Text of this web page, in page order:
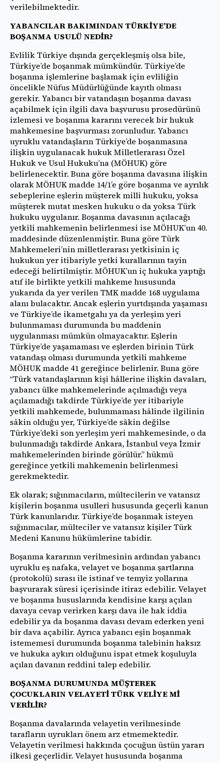
verilebilmektedir.
YABANCILAR BAKIMINDAN TÜRKİYE’DE
BOŞANMA USULÜ NEDİR?
Evlilik Türkiye dışında gerçekleşmiş olsa bile,
Türkiye’de boşanmak mümkündür. Türkiye’de
boşanma işlemlerine başlamak için evliliğin
öncelikle Nüfus Müdürlüğünde kayıtlı olması
gerekir. Yabancı bir vatandaşın boşanma davası
açabilmek için ilgili dava başvurusu prosedürünü
izlemesi ve boşanma kararını verecek bir hukuk
mahkemesine başvurması zorunludur. Yabancı
uyruklu vatandaşların Türkiye’de boşanmasına
ilişkin uygulanacak hukuk Milletlerarası Özel
Hukuk ve Usul Hukuku’na (MÖHUK) göre
belirlenecektir. Buna göre boşanma davasına ilişkin
olarak MÖHUK madde 14/1’e göre boşanma ve ayrılık
sebeplerine eşlerin müşterek milli hukuku, yoksa
müşterek mutat mesken hukuku o da yoksa Türk
hukuku uygulanır. Boşanma davasının açılacağı
yetkili mahkemenin belirlenmesi ise MÖHUK’un 40.
maddesinde düzenlenmiştir. Buna göre Türk
Mahkemeleri’nin milletlerarası yetkisinin iç
hukukun yer itibariyle yetki kurallarının tayin
edeceği belirtilmiştir. MÖHUK’un iç hukuka yaptığı
atıf ile birlikte yetkili mahkeme hususunda
yukarıda da yer verilen TMK madde 168 uygulama
alanı bulacaktır. Ancak eşlerin yurtdışında yaşaması
ve Türkiye’de ikametgahı ya da yerleşim yeri
bulunmaması durumunda bu maddenin
uygulanması mümkün olmayacaktır. Eşlerin
Türkiye’de yaşamaması ve eşlerden birinin Türk
vatandaşı olması durumunda yetkili mahkeme
MÖHUK madde 41 gereğince belirlenir. Buna göre
“Türk vatandaşlarının kişi hâllerine ilişkin davaları,
yabancı ülke mahkemelerinde açılmadığı veya
açılamadığı takdirde Türkiye’de yer itibariyle
yetkili mahkemede, bulunmaması hâlinde ilgilinin
sâkin olduğu yer, Türkiye’de sâkin değilse
Türkiye’deki son yerleşim yeri mahkemesinde, o da
bulunmadığı takdirde Ankara, İstanbul veya İzmir
mahkemelerinden birinde görülür.” hükmü
gereğince yetkili mahkemenin belirlenmesi
gerekmektedir.
Ek olarak; sığınmacıların, mültecilerin ve vatansız
kişilerin boşanma usulleri hususunda geçerli kanun
Türk kanunlarıdır. Türkiye’de boşanmak isteyen
sığınmacılar, mülteciler ve vatansız kişiler Türk
Medeni Kanunu hükümlerine tabidir.
Boşanma kararının verilmesinin ardından yabancı
uyruklu eş nafaka, velayet ve boşanma şartlarına
(protokolü) sırası ile istinaf ve temyiz yollarına
başvurarak süresi içerisinde itiraz edebilir. Velayet
ve boşanma hususlarında kendisine karşı açılan
davaya cevap verirken karşı dava ile hak iddia
edebilir ya da boşanma davası devam ederken yeni
bir dava açabilir. Ayrıca yabancı eşin boşanmak
istememesi durumunda boşanma talebinin haksız
ve hukuka aykırı olduğunu ispat etmek koşuluyla
açılan davanın reddini talep edebilir.
BOŞANMA DURUMUNDA MÜŞTEREK
ÇOCUKLARIN VELAYETİ TÜRK VELİYE Mİ
VERİLİR?
Boşanma davalarında velayetin verilmesinde
tarafların uyrukları önem arz etmemektedir.
Velayetin verilmesi hakkında çocuğun üstün yararı
ilkesi geçerlidir. Velayet hususunda boşanma